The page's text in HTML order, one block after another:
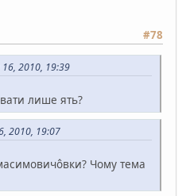
#78
2010, 19:39
лише ять?
2010, 19:07
Чому тема